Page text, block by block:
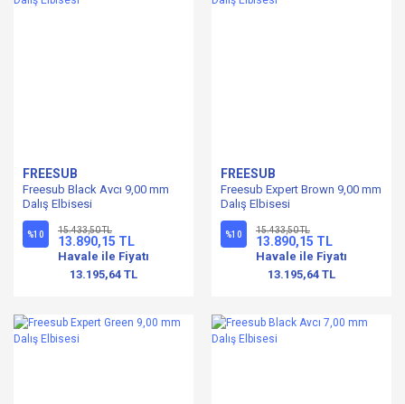
FREESUB
Freesub Black Avcı 9,00 mm
Dalış Elbisesi
%10 15.433,50 TL
13.890,15 TL
Havale ile Fiyatı
13.195,64 TL
FREESUB
Freesub Expert Brown 9,00 mm
Dalış Elbisesi
%10 15.433,50 TL
13.890,15 TL
Havale ile Fiyatı
13.195,64 TL